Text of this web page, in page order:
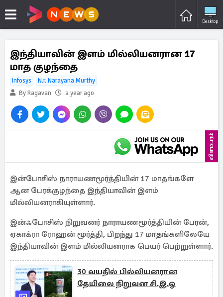
Desktop
இந்தியாவின் இளம் மில்லியனரான 17
மாத குழந்தை
Infosys
N.r. Narayana Murthy
By Ragavan
a year ago
விளம்பரம்
இன்போசிஸ் நாராயணமூர்த்தியின் 17 மாதங்களே
ஆன பேரக்குழந்தை இந்தியாவின் இளம்
மில்லியனராகியுள்ளார்.
இன்ஃபோசிஸ் நிறுவனர் நாராயணமூர்த்தியின் பேரன்,
ஏகாக்ரா ரோஹன் மூர்த்தி, பிறந்து 17 மாதங்களிலேயே
இந்தியாவின் இளம் மில்லியனராக பெயர் பெற்றுள்ளார்.
30 வயதில் பில்லியனரான
தேயிலை நிறுவன சி.இ.ஓ